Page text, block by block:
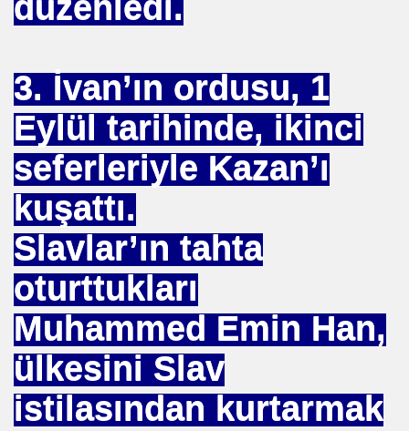
3. İvan’ın ordusu, 1
Eylül tarihinde, ikinci
seferleriyle Kazan’ı
kuşattı.
Slavlar’ın tahta
oturttukları
Muhammed Emin Han,
ülkesini Slav
istilasından kurtarmak
KÖTÜLÜKDE. YOKTUR
ENDÜLÜS. SELAHADDIN EYYUBİ. ISTANBULUN
ITIRAFLARI.
ŞAMA
ARARKEN. MÜSLÜMAN OLDU